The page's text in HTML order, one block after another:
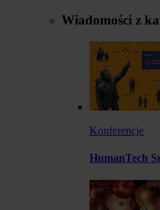
Wiadomości z
Konferencje
HumanTech